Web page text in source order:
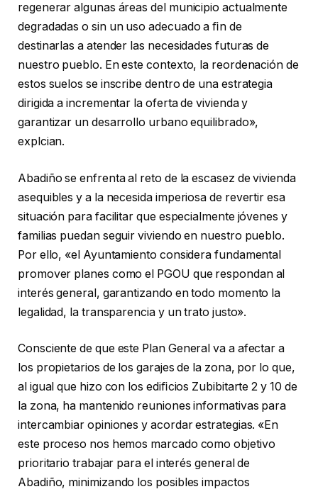
regenerar algunas áreas del municipio actualmente
degradadas o sin un uso adecuado a ﬁn de
destinarlas a atender las necesidades futuras de
nuestro pueblo. En este contexto, la reordenación de
estos suelos se inscribe dentro de una estrategia
dirigida a incrementar la oferta de vivienda y
garantizar un desarrollo urbano equilibrado»,
explcian.
Abadiño se enfrenta al reto de la escasez de vivienda
asequibles y a la necesida imperiosa de revertir esa
situación para facilitar que especialmente jóvenes y
familias puedan seguir viviendo en nuestro pueblo.
Por ello, «el Ayuntamiento considera fundamental
promover planes como el PGOU que respondan al
interés general, garantizando en todo momento la
legalidad, la transparencia y un trato justo».
Consciente de que este Plan General va a afectar a
los propietarios de los garajes de la zona, por lo que,
al igual que hizo con los ediﬁcios Zubibitarte 2 y 10 de
la zona, ha mantenido reuniones informativas para
intercambiar opiniones y acordar estrategias. «En
este proceso nos hemos marcado como objetivo
prioritario trabajar para el interés general de
Abadiño, minimizando los posibles impactos